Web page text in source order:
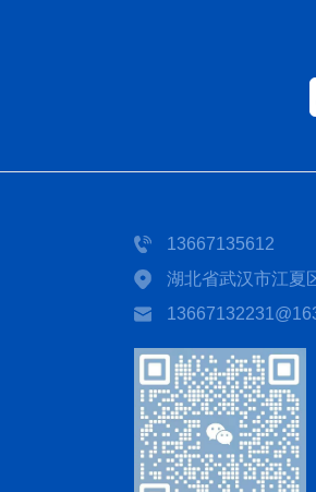
13667135612
湖北省武汉市江夏